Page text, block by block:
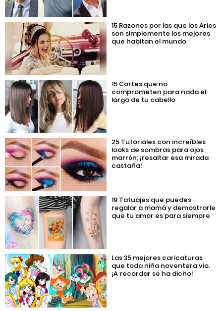
15 Razones por las que los Aries
son simplemente los mejores
que habitan el mundo
15 Cortes que no
comprometen para nada el
largo de tu cabello
25 Tutoriales con increíbles
looks de sombras para ojos
marrón; ¡resaltar esa mirada
castaña!
19 Tatuajes que puedes
regalar a mamá y demostrarle
que tu amor es para siempre
Las 35 mejores caricaturas
que toda niña noventera vio.
¡A recordar se ha dicho!